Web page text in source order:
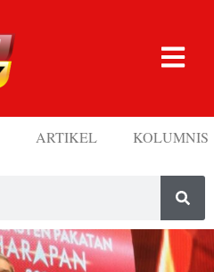
ARTIKEL KOLUMNIS